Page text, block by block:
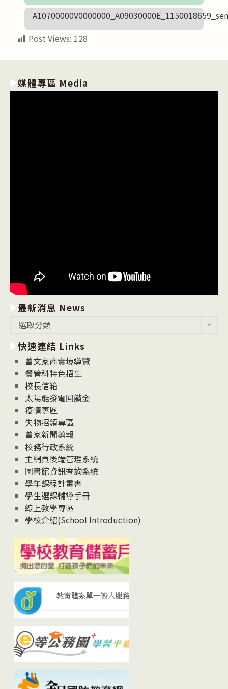
Post Views: 128
媒體專區 Media
最新消息 News
消
息
News
選取分類
快速連結 Links
曾文家商實境導覽
餐管科特色招生
校長信箱
太陽能發電回饋金
疫情專區
失物招領專區
曾家新聞剪報
校務行政系統
主網頁後端管理系統
圖書館資訊查詢系統
學年課程計畫書
學生選課輔導手冊
線上教學專區
學校介紹(School Introduction)